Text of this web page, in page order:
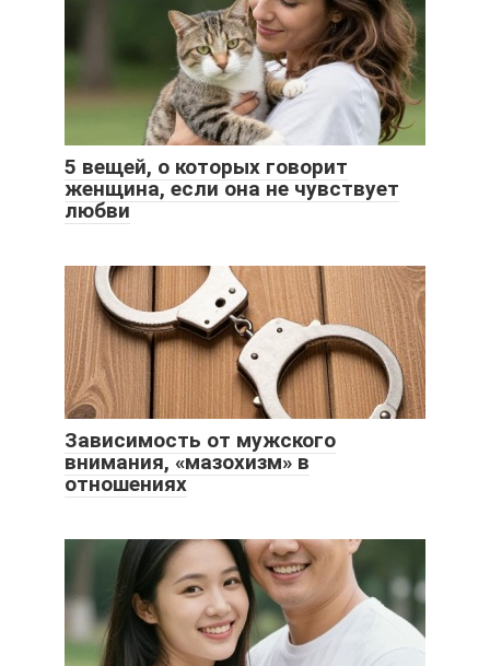
5 вещей, о которых говорит
женщина, если она не чувствует
любви
Зависимость от мужского
внимания, «мазохизм» в
отношениях